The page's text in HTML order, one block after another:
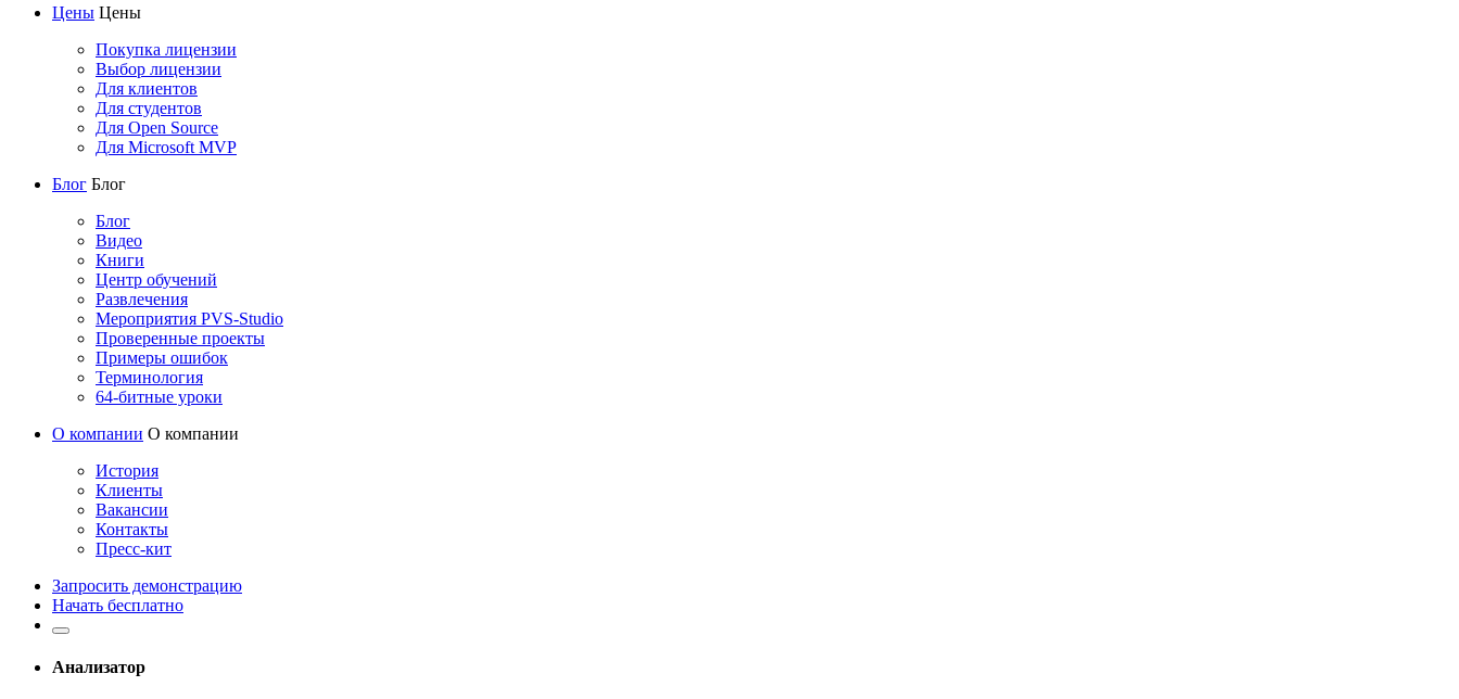
Цены Цены
Покупка лицензии
Выбор лицензии
Для клиентов
Для студентов
Для Open Source
Для Microsoft MVP
Блог Блог
Блог
Видео
Книги
Центр обучений
Развлечения
Мероприятия PVS-Studio
Проверенные проекты
Примеры ошибок
Терминология
64-битные уроки
О компании О компании
История
Клиенты
Вакансии
Контакты
Пресс-кит
Запросить демонстрацию
Начать бесплатно
Анализатор